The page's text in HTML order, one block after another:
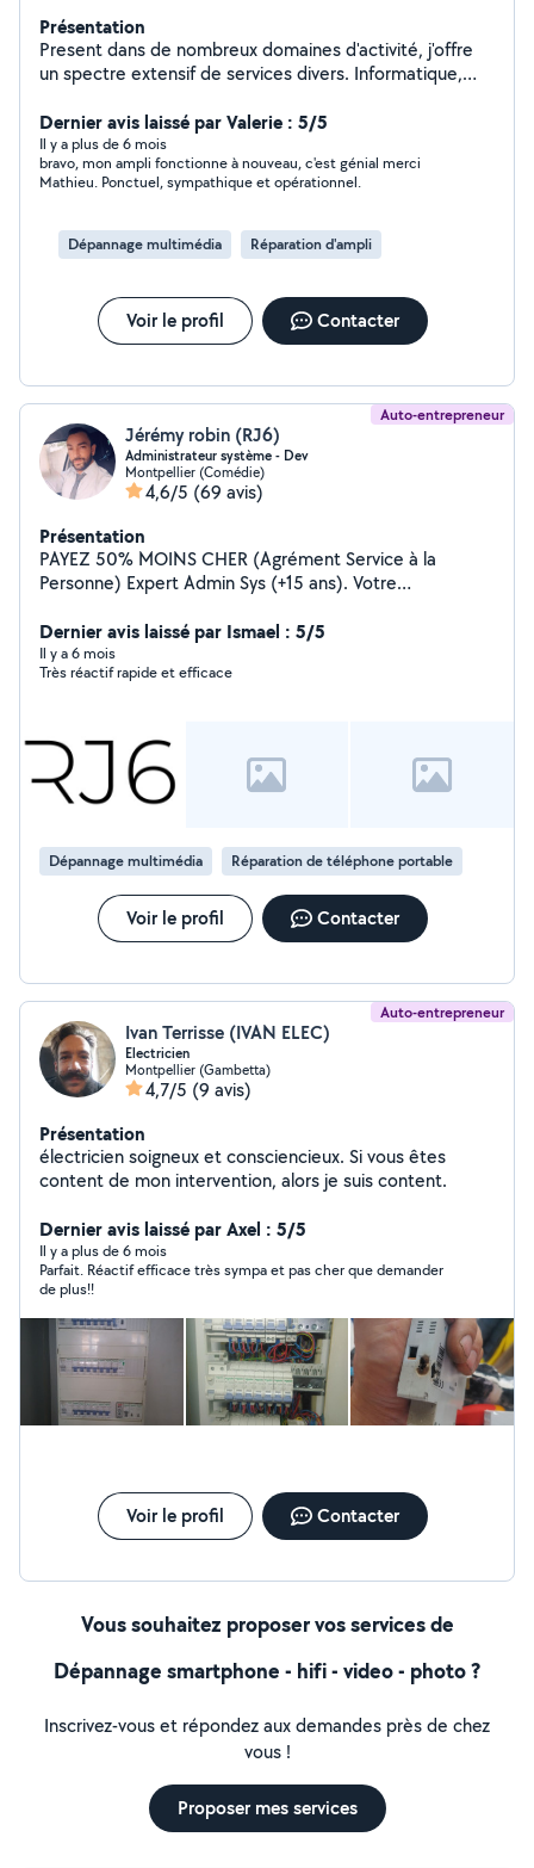
Présentation
Present dans de nombreux domaines d'activité, j'offre
un spectre extensif de services divers. Informatique,
les personnes pour qui j'opère
Dernier avis laissé par Valerie : 5/5
Il y a plus de 6 mois
bravo, mon ampli fonctionne à nouveau, c'est génial merci
Mathieu. Ponctuel, sympathique et opérationnel.
Dépannage multimédia Réparation d'ampli
Voir le profil Contacter
Auto-entrepreneur
Jérémy robin (RJ6)
Administrateur système - Dev
Montpellier (Comédie)
4,6/5 (69 avis)
Présentation
PAYEZ 50% MOINS CHER (Agrément Service à la
Personne) Expert Admin Sys (+15 ans). Votre
TOUT VOTRE INFORMATIQUE : - Dépannage : Lenteurs,
virus, écran noir, réinstall Windows/MAC/Linux, upgrade
SSD. - Réseau & Matériel : Box Internet, WiFi, RJ45,
données. - Aide : Formation, conseils achat,
récupération fichiers perdus, dev web. TARIFS 100%
TRANSPARENTS SUR MON SITE Web RJ6 Consultez le
CONTACTER pour une réponse rapide et efficace.
Dernier avis laissé par Ismael : 5/5
Il y a 6 mois
Très réactif rapide et efficace
Dépannage multimédia Réparation de téléphone portable
Voir le profil Contacter
Auto-entrepreneur
Ivan Terrisse (IVAN ELEC)
Electricien
Montpellier (Gambetta)
4,7/5 (9 avis)
Présentation
électricien soigneux et consciencieux. Si vous êtes
content de mon intervention, alors je suis content.
Dernier avis laissé par Axel : 5/5
Il y a plus de 6 mois
Parfait. Réactif efficace très sympa et pas cher que demander
de plus!!
Voir le profil Contacter
Vous souhaitez proposer vos services de
Dépannage smartphone - hifi - video - photo ?
Inscrivez-vous et répondez aux demandes près de chez
vous !
Proposer mes services